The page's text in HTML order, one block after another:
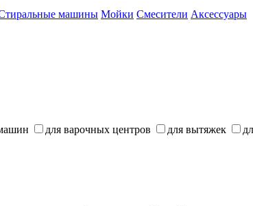
машины Мойки Смесители Аксессуары
для варочных центров для вытяжек